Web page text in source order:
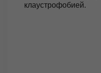
клаустрофобией.